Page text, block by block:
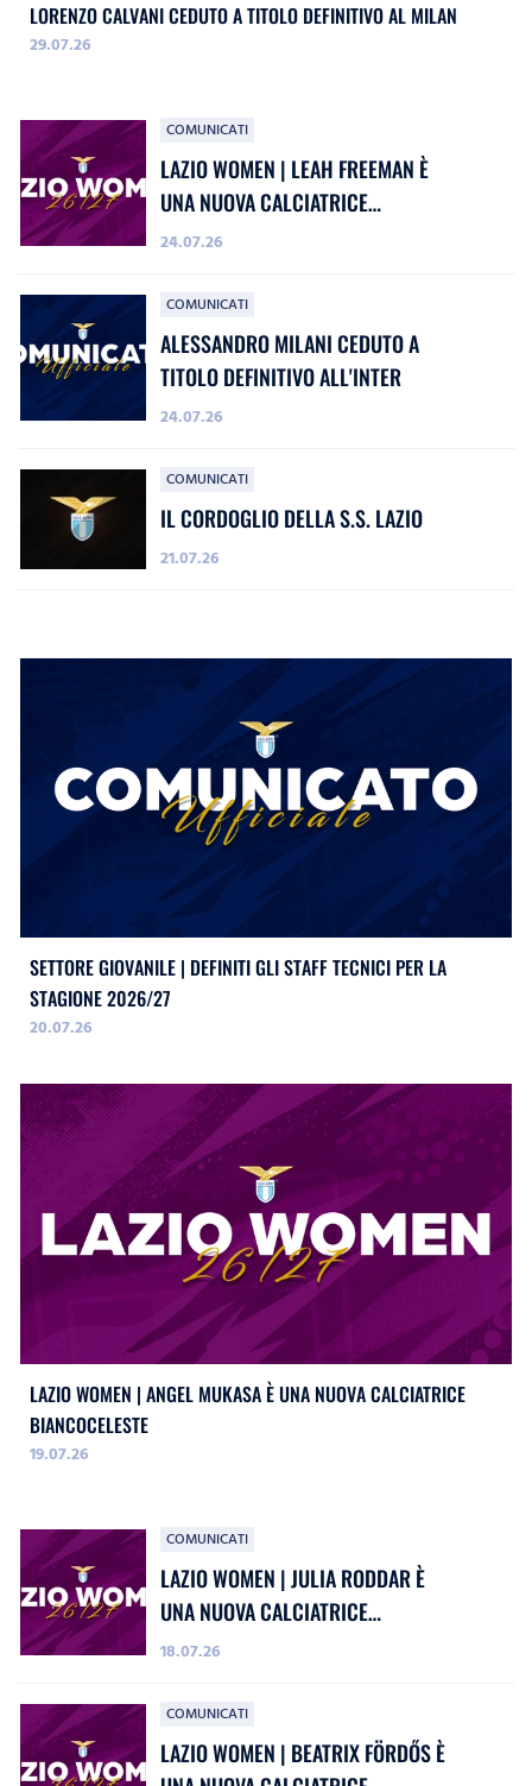
LORENZO CALVANI CEDUTO A TITOLO DEFINITIVO AL MILAN
29.07.26
COMUNICATI
LAZIO WOMEN | LEAH FREEMAN È
UNA NUOVA CALCIATRICE
BIANCOCELESTE
24.07.26
COMUNICATI
ALESSANDRO MILANI CEDUTO A
TITOLO DEFINITIVO ALL'INTER
24.07.26
COMUNICATI
IL CORDOGLIO DELLA S.S. LAZIO
21.07.26
SETTORE GIOVANILE | DEFINITI GLI STAFF TECNICI PER LA
STAGIONE 2026/27
20.07.26
LAZIO WOMEN | ANGEL MUKASA È UNA NUOVA CALCIATRICE
BIANCOCELESTE
19.07.26
COMUNICATI
LAZIO WOMEN | JULIA RODDAR È
UNA NUOVA CALCIATRICE
BIANCOCELESTE
18.07.26
COMUNICATI
LAZIO WOMEN | BEATRIX FÖRDŐS È